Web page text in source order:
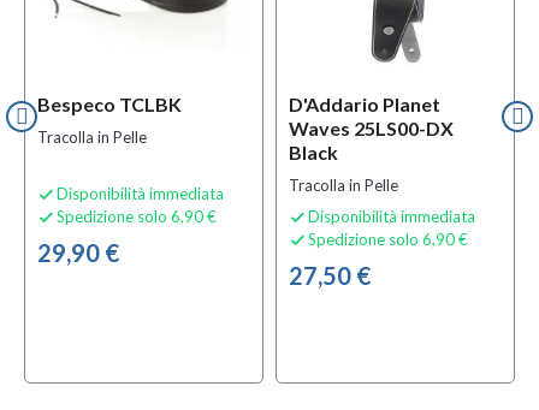
Bespeco TCLBK
Tracolla in Pelle
 Disponibilità immediata
 Spedizione solo 6,90 €
29,90 €
D'Addario Planet
Waves 25LS00-DX
Black
Tracolla in Pelle
 Disponibilità immediata
 Spedizione solo 6,90 €
27,50 €